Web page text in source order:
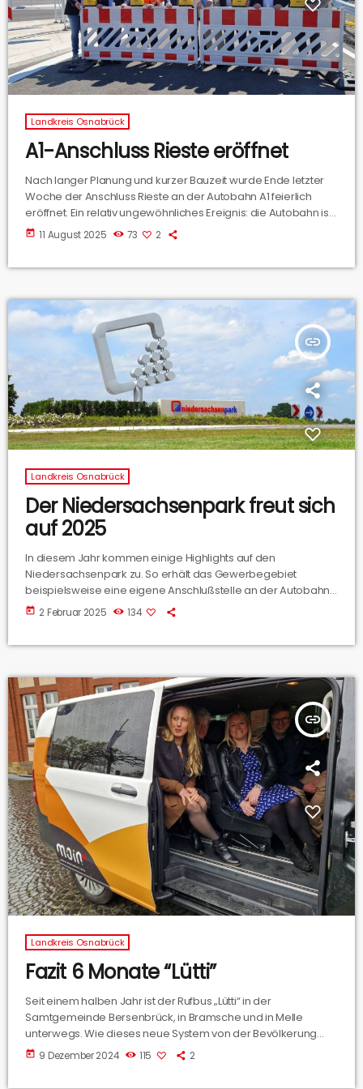
Landkreis Osnabrück
A1-Anschluss Rieste eröffnet
Nach langer Planung und kurzer Bauzeit wurde Ende letzter
Woche der Anschluss Rieste an der Autobahn A1 feierlich
eröffnet. Ein relativ ungewöhnliches Ereignis: die Autobahn ist
in diesem Bereich seit den 1960er Jahren in Betrieb, neue Auf-
und Abfahrten gibt es daher eher selten. Philip Overbeck
Eröffnung weitere Infos für uns.
today 11 August 2025 73 2
insert_link
Landkreis Osnabrück
Der Niedersachsenpark freut sich
auf 2025
In diesem Jahr kommen einige Highlights auf den
Niedersachsenpark zu. So erhält das Gewerbegebiet
beispielsweise eine eigene Anschlußstelle an der Autobahn 1.
Östlich der Autobahn soll der Niedersachsenpark um 80
today 2 Februar 2025 134
insert_link
Landkreis Osnabrück
Fazit 6 Monate “Lütti”
Seit einem halben Jahr ist der Rufbus „Lütti“ in der
Samtgemeinde Bersenbrück, in Bramsche und in Melle
unterwegs. Wie dieses neue System von der Bevölkerung
angenommen wird, haben wir mit Malina Kruse-Wiegand
vom Landkreis Osnabrück besprochen.
today 9 Dezember 2024 115 2